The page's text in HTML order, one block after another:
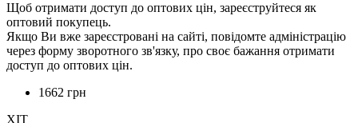
Щоб отримати доступ до оптових цін, зареєструйтеся як
оптовий покупець.
Якщо Ви вже зареєстровані на сайті, повідомте адміністрацію
через форму зворотного зв'язку, про своє бажання отримати
доступ до оптових цін.
1662 грн
ХІТ